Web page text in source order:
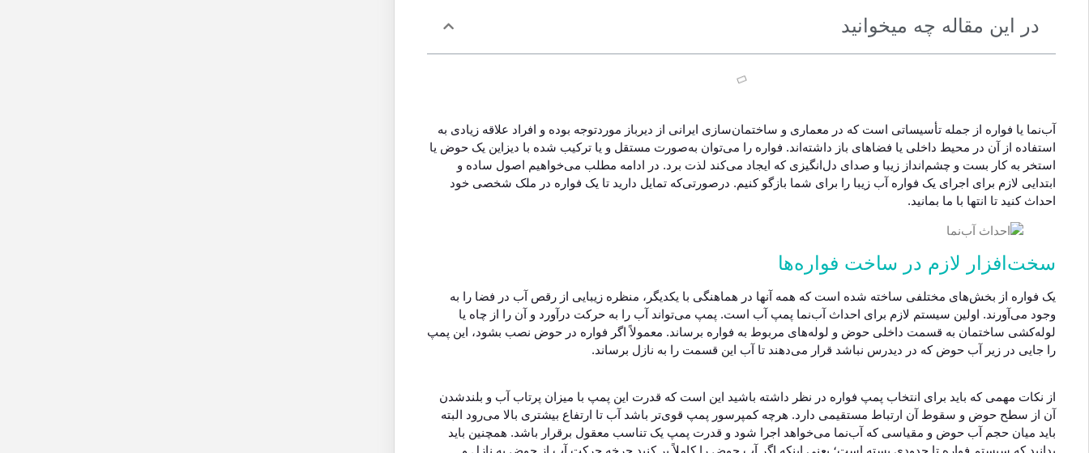
در این مقاله چه میخوانید
آب‌نما یا فواره از جمله تأسیساتی است که در معماری و ساختمان‌سازی ایرانی از دیرباز موردتوجه بوده و افراد علاقه زیادی به
استفاده از آن در محیط داخلی یا فضاهای باز داشته‌اند. فواره را می‌توان به‌صورت مستقل و یا ترکیب شده با دیزاین یک حوض یا
استخر به کار بست و چشم‌انداز زیبا و صدای دل‌انگیزی که ایجاد می‌کند لذت برد. در ادامه مطلب می‌خواهیم اصول ساده و
ابتدایی لازم برای اجرای یک فواره آب زیبا را برای شما بازگو کنیم. درصورتی‌که تمایل دارید تا یک فواره در ملک شخصی خود
احداث کنید تا انتها با ما بمانید.
سخت‌افزار لازم در ساخت فواره‌ها
یک فواره از بخش‌های مختلفی ساخته شده است که همه آنها در هماهنگی با یکدیگر، منظره زیبایی از رقص آب در فضا را به
وجود می‌آورند. اولین سیستم لازم برای احداث آب‌نما پمپ آب است. پمپ می‌تواند آب را به حرکت درآورد و آن را از چاه یا
لوله‌کشی ساختمان به قسمت داخلی حوض و لوله‌های مربوط به فواره برساند. معمولاً اگر فواره در حوض نصب بشود، این پمپ
را جایی در زیر آب حوض که در دیدرس نباشد قرار می‌دهند تا آب این قسمت را به نازل برساند.
از نکات مهمی که باید برای انتخاب پمپ فواره در نظر داشته باشید این است که قدرت این پمپ با میزان پرتاب آب و بلندشدن
آن از سطح حوض و سقوط آن ارتباط مستقیمی دارد. هرچه کمپرسور پمپ قوی‌تر باشد آب تا ارتفاع بیشتری بالا می‌رود البته
باید میان حجم آب حوض و مقیاسی که آب‌نما می‌خواهد اجرا شود و قدرت پمپ یک تناسب معقول برقرار باشد. همچنین باید